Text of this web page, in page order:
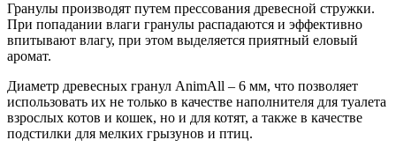
Гранулы производят путем прессования древесной стружки.
При попадании влаги гранулы распадаются и эффективно
впитывают влагу, при этом выделяется приятный еловый
аромат.
Диаметр древесных гранул AnimAll – 6 мм, что позволяет
использовать их не только в качестве наполнителя для туалета
взрослых котов и кошек, но и для котят, а также в качестве
подстилки для мелких грызунов и птиц.